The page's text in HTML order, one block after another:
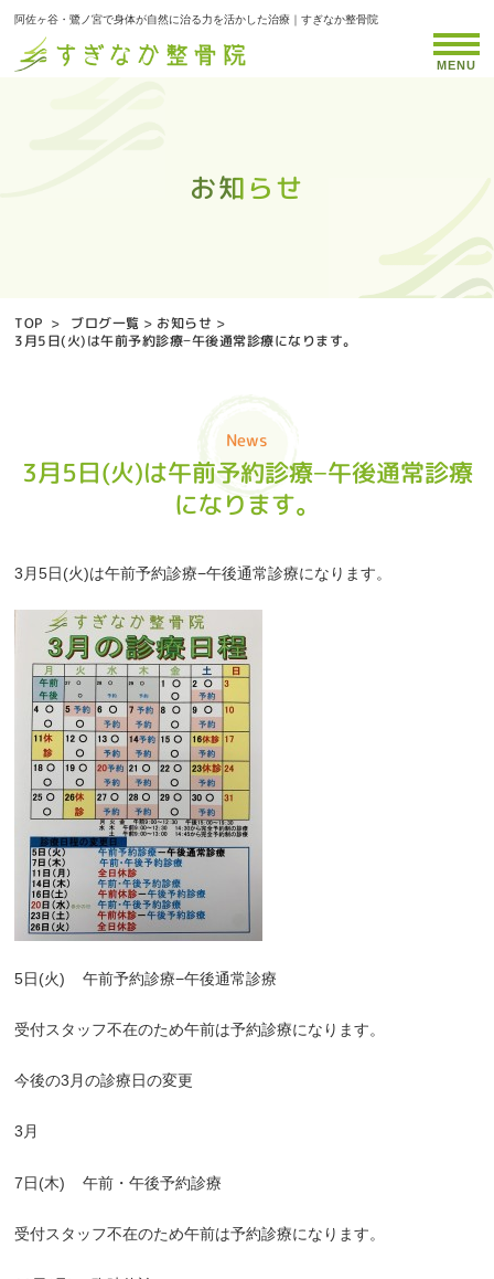
阿佐ヶ谷・鷺ノ宮で身体が自然に治る力を活かした治療｜すぎなか整骨院
お知らせ
お知らせ
お知らせ
お知らせ
お知らせ
お知らせ
お知らせ
お知らせ
お知らせ
お知らせ
お知らせ
お知らせ
お知らせ
お知らせ
お知らせ
お知らせ
お知らせ
お知らせ
お知らせ
お知らせ
お知らせ
お知らせ
お知らせ
お知らせ
お知らせ
お知らせ
お知らせ
お知らせ
お知らせ
お知らせ
お知らせ
お知らせ
お知らせ
お知らせ
お知らせ
MENU
TOP > ブログ一覧 > お知らせ >
3月5日(火)は午前予約診療−午後通常診療になります。
News
3月5日(火)は午前予約診療−午後通常診療
になります。
3月5日(火)は午前予約診療−午後通常診療になります。
5日(火) 午前予約診療−午後通常診療
受付スタッフ不在のため午前は予約診療になります。
今後の3月の診療日の変更
3月
7日(木) 午前・午後予約診療
受付スタッフ不在のため午前は予約診療になります。